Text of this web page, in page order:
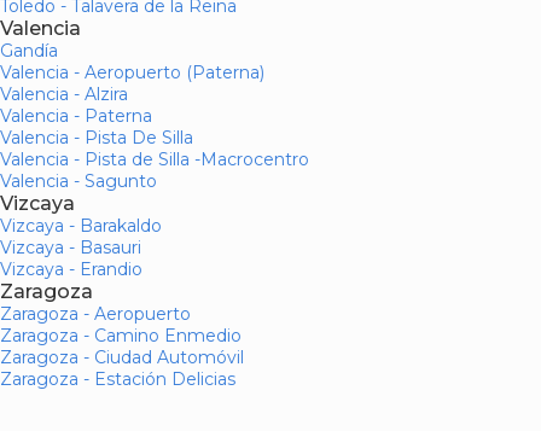
Toledo - Talavera de la Reina
Valencia
Gandía
Valencia - Aeropuerto (Paterna)
Valencia - Alzira
Valencia - Paterna
Valencia - Pista De Silla
Valencia - Pista de Silla -Macrocentro
Valencia - Sagunto
Vizcaya
Vizcaya - Barakaldo
Vizcaya - Basauri
Vizcaya - Erandio
Zaragoza
Zaragoza - Aeropuerto
Zaragoza - Camino Enmedio
Zaragoza - Ciudad Automóvil
Zaragoza - Estación Delicias